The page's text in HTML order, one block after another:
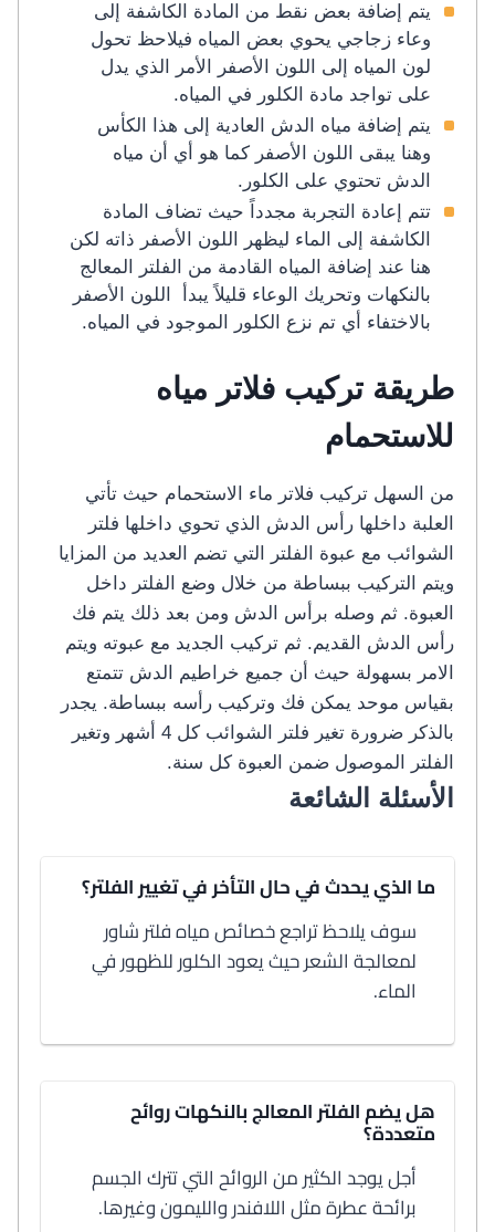
يتم إضافة بعض نقط من المادة الكاشفة إلى
وعاء زجاجي يحوي بعض المياه فيلاحظ تحول
لون المياه إلى اللون الأصفر الأمر الذي يدل
على تواجد مادة الكلور في المياه.
يتم إضافة مياه الدش العادية إلى هذا الكأس
وهنا يبقى اللون الأصفر كما هو أي أن مياه
الدش تحتوي على الكلور.
تتم إعادة التجربة مجدداً حيث تضاف المادة
الكاشفة إلى الماء ليظهر اللون الأصفر ذاته لكن
هنا عند إضافة المياه القادمة من الفلتر المعالج
بالنكهات وتحريك الوعاء قليلاً يبدأ اللون الأصفر
بالاختفاء أي تم نزع الكلور الموجود في المياه.
طريقة تركيب فلاتر مياه
للاستحمام
من السهل تركيب فلاتر ماء الاستحمام حيث تأتي
العلبة داخلها رأس الدش الذي تحوي داخلها فلتر
الشوائب مع عبوة الفلتر التي تضم العديد من المزايا
ويتم التركيب ببساطة من خلال وضع الفلتر داخل
العبوة. ثم وصله برأس الدش ومن بعد ذلك يتم فك
رأس الدش القديم. ثم تركيب الجديد مع عبوته ويتم
الامر بسهولة حيث أن جميع خراطيم الدش تتمتع
بقياس موحد يمكن فك وتركيب رأسه ببساطة. يجدر
بالذكر ضرورة تغير فلتر الشوائب كل 4 أشهر وتغير
الفلتر الموصول ضمن العبوة كل سنة.
الأسئلة الشائعة
ما الذي يحدث في حال التأخر في تغيير الفلتر؟
سوف يلاحظ تراجع خصائص مياه فلتر شاور
لمعالجة الشعر حيث يعود الكلور للظهور في
الماء.
هل يضم الفلتر المعالج بالنكهات روائح
متعددة؟
أجل يوجد الكثير من الروائح التي تترك الجسم
برائحة عطرة مثل اللافندر والليمون وغيرها.